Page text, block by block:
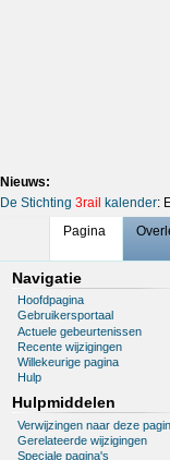
Nieuws:
De Stichting 3rail kalender:
Pagina
Navigatie
Hoofdpagina
Gebruikersportaal
Actuele gebeurtenissen
Recente wijzigingen
Willekeurige pagina
Hulp
Hulpmiddelen
Verwijzingen naar deze
Gerelateerde wijzigingen
Speciale pagina's